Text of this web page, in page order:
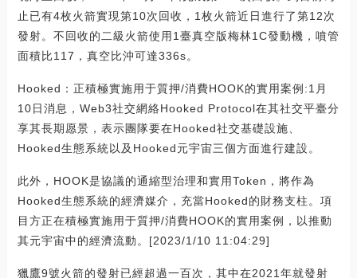
止已有4枚火箭實現第10次回收，1枚火箭近日進行了第12次
發射。不回收的二級火箭使用1臺真空版梅林1C發動機，噴管
面積比117，真空比沖可達336s。
Hooked：正積極實施用于質押/消費HOOK的實用案例:1月
10日消息，Web3社交網絡Hooked Protocol在其社交平臺分
享其長期愿景，表示團隊要在Hooked社交基礎設施、
Hooked生態系統以及Hooked元宇宙三個方面進行建設。
此外，HOOK是協議的通縮型治理和實用Token，將作為
Hooked生態系統的經濟媒介，充當Hooked的財務支柱。項
目方正在積極實施用于質押/消費HOOK的實用案例，以推動
其元宇宙中的經濟流動。[2023/1/10 11:04:29]
獵鷹9號火箭的發射已經超過一百次，其中在2021年就發射